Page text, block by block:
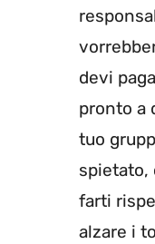
devi
pronto a
tuo
spietato,
farti
alzare i